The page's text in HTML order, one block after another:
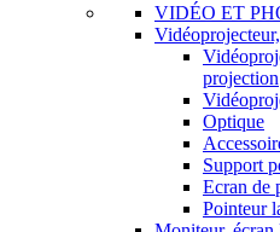
VIDÉO ET
projection
Optique
Support
Ecran de
Pointeur